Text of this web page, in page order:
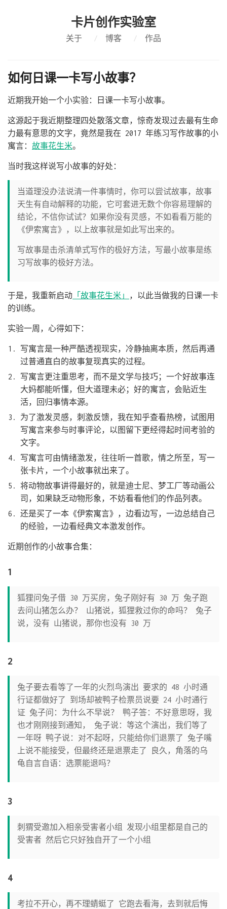
卡片创作实验室
关于 / 博客 / 作品
如何日课一卡写小故事？
近期我开始一个小实验：日课一卡写小故事。
这源起于我近期整理四处散落文章，惊奇发现过去最有生命
力最有意思的文字，竟然是我在 2017 年练习写作故事的小
寓言： 故事花生米。
当时我这样说写小故事的好处：
当道理没办法说清一件事情时，你可以尝试故事，故事
天生有自动解释的功能，它可套进无数个你容易理解的
结论，不信你试试？如果你没有灵感，不如看看万能的
《伊索寓言》，以上故事就是如此写出来的。
写故事是击杀清单式写作的极好方法，写最小故事是练
习写故事的极好方法。
于是，我重新启动 「故事花生米」
，以此当做我的日课一卡
的训练。
实验一周，心得如下：
写寓言是一种严酷透视现实，冷静抽离本质，然后再通
过普通直白的故事复现真实的过程。
写寓言更注重思考，而不是文学与技巧；一个好故事连
大妈都能听懂，但大道理未必；好的寓言，会贴近生
活，回归事情本源。
为了激发灵感，刺激反馈，我在知乎查看热榜，试图用
写寓言来参与时事评论，以图留下更经得起时间考验的
文字。
写寓言可由情绪激发，往往听一首歌，情之所至，写一
张卡片，一个小故事就出来了。
将动物故事讲得最好的，就是迪士尼、梦工厂等动画公
司，如果缺乏动物形象，不妨看看他们的作品列表。
还是买了一本《伊索寓言》，边看边写，一边总结自己
的经验，一边看经典文本激发创作。
近期创作的小故事合集：
1
狐狸问兔子借 30 万买房，兔子刚好有 30 万 兔子跑
去问山猪怎么办？ 山猪说，狐狸救过你的命吗？ 兔子
说，没有 山猪说，那你也没有 30 万
2
兔子要去看等了一年的火烈鸟演出 要求的 48 小时通
行证都做好了 到场却被鸭子检票员说要 24 小时通行
证 兔子问：为什么不早说？ 鸭子答：不好意思呀，我
也才刚刚接到通知， 兔子说：等这个演出，我们等了
一年呀 鸭子说：对不起呀，只能给你们退票了 兔子嘴
上说不能接受，但最终还是退票走了 良久，角落的乌
龟自言自语：选票能退吗？
3
刺猬受邀加入相亲受害者小组 发现小组里都是自己的
受害者 然后它只好独自开了一个小组
4
考拉不开心，再不理蜻蜓了 它跑去看海，去到就后悔